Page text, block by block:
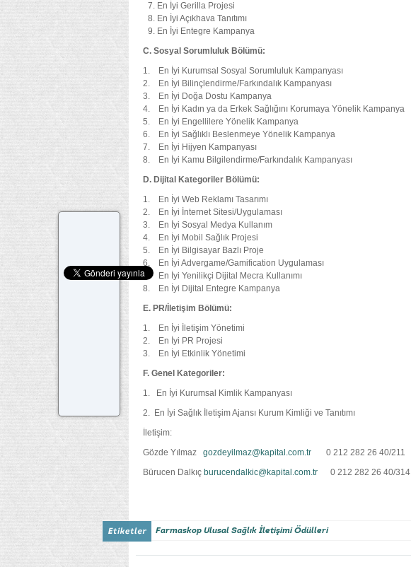
En İyi Gerilla Projesi
En İyi Açıkhava Tanıtımı
En İyi Entegre Kampanya
C. Sosyal Sorumluluk Bölümü:
1. En İyi Kurumsal Sosyal Sorumluluk Kampanyası
2. En İyi Bilinçlendirme/Farkındalık Kampanyası
3. En İyi Doğa Dostu Kampanya
4. En İyi Kadın ya da Erkek Sağlığını Korumaya Yönelik Kampanya
5. En İyi Engellilere Yönelik Kampanya
6. En İyi Sağlıklı Beslenmeye Yönelik Kampanya
7. En İyi Hijyen Kampanyası
8. En İyi Kamu Bilgilendirme/Farkındalık Kampanyası
D. Dijital Kategoriler Bölümü:
1. En İyi Web Reklamı Tasarımı
2. En İyi İnternet Sitesi/Uygulaması
3. En İyi Sosyal Medya Kullanım
4. En İyi Mobil Sağlık Projesi
5. En İyi Bilgisayar Bazlı Proje
6. En İyi Advergame/Gamification Uygulaması
7. En İyi Yenilikçi Dijital Mecra Kullanımı
8. En İyi Dijital Entegre Kampanya
E. PR/İletişim Bölümü:
1. En İyi İletişim Yönetimi
2. En İyi PR Projesi
3. En İyi Etkinlik Yönetimi
F. Genel Kategoriler:
1. En İyi Kurumsal Kimlik Kampanyası
2. En İyi Sağlık İletişim Ajansı Kurum Kimliği ve Tanıtımı
İletişim:
Gözde Yılmaz gozdeyilmaz@kapital.com.tr 0 212 282 26 40/211
Bürucen Dalkıç burucendalkic@kapital.com.tr 0 212 282 26 40/314
Farmaskop Ulusal Sağlık İletişimi Ödülleri